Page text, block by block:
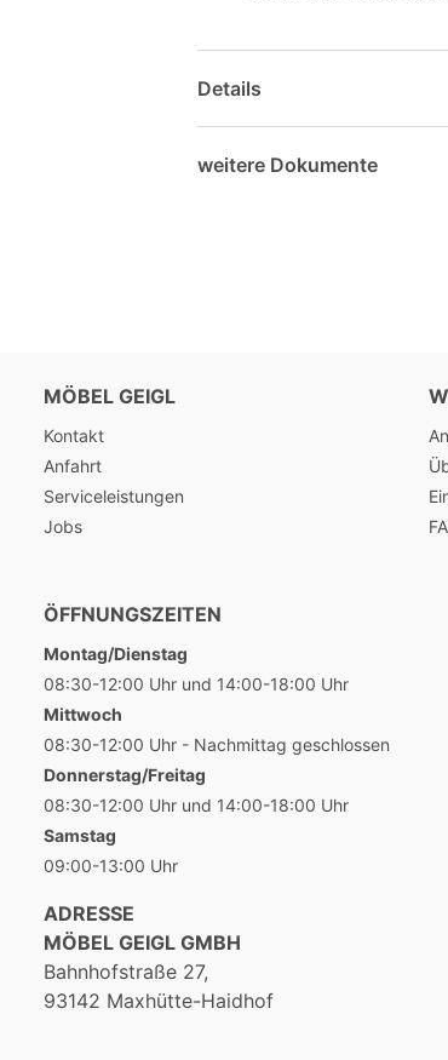
Details
weitere Dokumente
MÖBEL GEIGL
Kontakt
Anfahrt
Serviceleistungen
Jobs
ÖFFNUNGSZEITEN
Montag/Dienstag
08:30-12:00 Uhr und 14:00-18:00 Uhr
Mittwoch
08:30-12:00 Uhr - Nachmittag geschlossen
Donnerstag/Freitag
08:30-12:00 Uhr und 14:00-18:00 Uhr
Samstag
09:00-13:00 Uhr
ADRESSE
MÖBEL GEIGL GMBH
Bahnhofstraße 27,
93142 Maxhütte-Haidhof